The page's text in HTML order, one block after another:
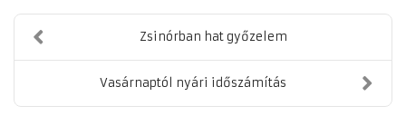
Zsinórban hat győzelem
Vasárnaptól nyári időszámítás